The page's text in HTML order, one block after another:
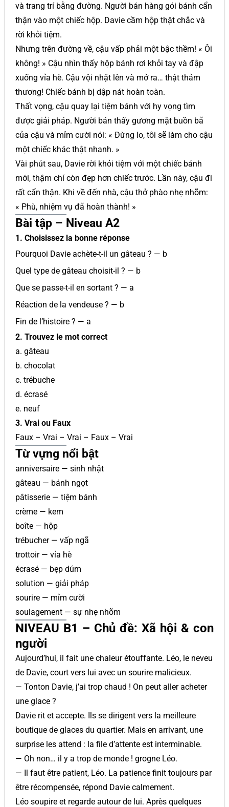
và trang trí bằng đường. Người bán hàng gói bánh cẩn
thận vào một chiếc hộp. Davie cầm hộp thật chắc và
rời khỏi tiệm.
Nhưng trên đường về, cậu vấp phải một bậc thềm! « Ôi
không! » Cậu nhìn thấy hộp bánh rơi khỏi tay và đập
xuống vỉa hè. Cậu vội nhặt lên và mở ra… thật thảm
thương! Chiếc bánh bị dập nát hoàn toàn.
Thất vọng, cậu quay lại tiệm bánh với hy vọng tìm
được giải pháp. Người bán thấy gương mặt buồn bã
của cậu và mỉm cười nói: « Đừng lo, tôi sẽ làm cho cậu
một chiếc khác thật nhanh. »
Vài phút sau, Davie rời khỏi tiệm với một chiếc bánh
mới, thậm chí còn đẹp hơn chiếc trước. Lần này, cậu đi
rất cẩn thận. Khi về đến nhà, cậu thở phào nhẹ nhõm:
« Phù, nhiệm vụ đã hoàn thành! »
Bài tập – Niveau A2
1. Choisissez la bonne réponse
Pourquoi Davie achète-t-il un gâteau ? — b
Quel type de gâteau choisit-il ? — b
Que se passe-t-il en sortant ? — a
Réaction de la vendeuse ? — b
Fin de l’histoire ? — a
2. Trouvez le mot correct
a. gâteau
b. chocolat
c. trébuche
d. écrasé
e. neuf
3. Vrai ou Faux
Faux – Vrai – Vrai – Faux – Vrai
Từ vựng nổi bật
anniversaire — sinh nhật
gâteau — bánh ngọt
pâtisserie — tiệm bánh
crème — kem
boîte — hộp
trébucher — vấp ngã
trottoir — vỉa hè
écrasé — bẹp dúm
solution — giải pháp
sourire — mỉm cười
soulagement — sự nhẹ nhõm
NIVEAU B1 – Chủ đề: Xã hội & con
người
Aujourd’hui, il fait une chaleur étouffante. Léo, le neveu
de Davie, court vers lui avec un sourire malicieux.
— Tonton Davie, j’ai trop chaud ! On peut aller acheter
une glace ?
Davie rit et accepte. Ils se dirigent vers la meilleure
boutique de glaces du quartier. Mais en arrivant, une
surprise les attend : la file d’attente est interminable.
— Oh non… il y a trop de monde ! grogne Léo.
— Il faut être patient, Léo. La patience finit toujours par
être récompensée, répond Davie calmement.
Léo soupire et regarde autour de lui. Après quelques